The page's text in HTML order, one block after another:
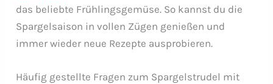
das beliebte Frühlingsgemüse. So kannst du die
Spargelsaison in vollen Zügen genießen und
immer wieder neue Rezepte ausprobieren.
Häufig gestellte Fragen zum Spargelstrudel mit